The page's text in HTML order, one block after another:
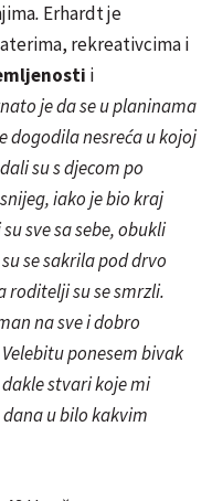
. Erhardt je
rekreativcima i
i
je da se u planinama
dogodila nesreća u kojoj
su s djecom po
iako je bio kraj
sve sa sebe, obukli
se sakrila pod drvo
roditelji su se smrzli.
na sve i dobro
ponesem bivak
stvari koje mi
u bilo kakvim